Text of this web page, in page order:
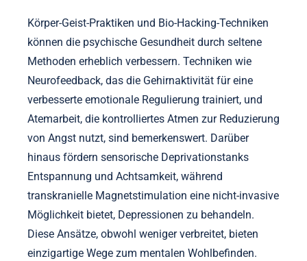
Körper-Geist-Praktiken und Bio-Hacking-Techniken
können die psychische Gesundheit durch seltene
Methoden erheblich verbessern. Techniken wie
Neurofeedback, das die Gehirnaktivität für eine
verbesserte emotionale Regulierung trainiert, und
Atemarbeit, die kontrolliertes Atmen zur Reduzierung
von Angst nutzt, sind bemerkenswert. Darüber
hinaus fördern sensorische Deprivationstanks
Entspannung und Achtsamkeit, während
transkranielle Magnetstimulation eine nicht-invasive
Möglichkeit bietet, Depressionen zu behandeln.
Diese Ansätze, obwohl weniger verbreitet, bieten
einzigartige Wege zum mentalen Wohlbefinden.